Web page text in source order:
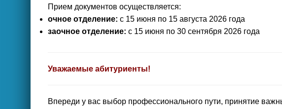
Прием документов осуществляется:
очное отделение: с 15 июня по 15 августа 2026 года
заочное отделение: с 15 июня по 30 сентября 2026 года
Уважаемые абитуриенты!
Впереди у вас выбор профессионального пути, принятие